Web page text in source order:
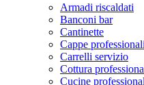
Armadi riscaldati
Banconi bar
Cantinette
Cappe professionali
Carrelli servizio
Cottura
Cucine